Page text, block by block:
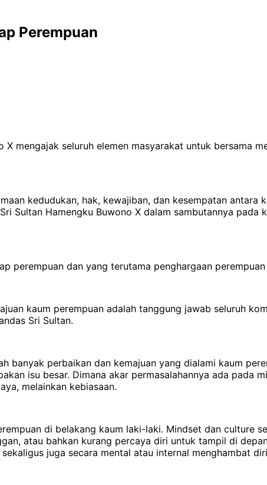
Perempuan
mengajak seluruh elemen masyarakat untuk bersama
kedudukan, hak, kewajiban, dan kesempatan antara
Sultan Hamengku Buwono X dalam sambutannya
perempuan dan yang terutama penghargaan
kaum perempuan adalah tanggung jawab seluruh
Sri Sultan.
banyak perbaikan dan kemajuan yang dialami kaum
isu besar. Dimana akar permasalahannya ada pada
melainkan kebiasaan.
di belakang kaum laki-laki. Mindset dan culture
atau bahkan kurang percaya diri untuk tampil di
juga secara mental atau internal menghambat